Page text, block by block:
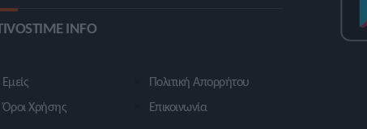
INFO
Εμείς
Όροι Χρήσης
Πολιτική Απορρήτου
Επικοινωνία